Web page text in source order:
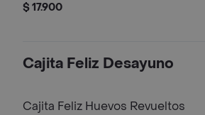
$ 17.900
Cajita Feliz Desayuno
Cajita Feliz Huevos Revueltos